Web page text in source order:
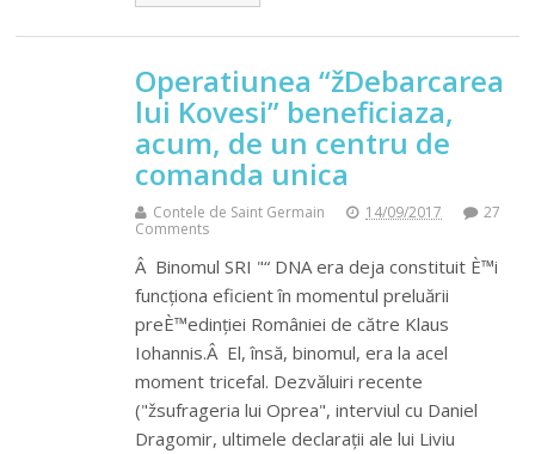
Operatiunea “žDebarcarea
lui Kovesi” beneficiaza,
acum, de un centru de
comanda unica
Contele de Saint Germain 14/09/2017
27
Comments
Â Binomul SRI "“ DNA era deja constituit È™i
funcționa eficient în momentul preluării
preÈ™edinției României de către Klaus
Iohannis.Â El, însă, binomul, era la acel
moment tricefal. Dezvăluiri recente
("žsufrageria lui Oprea", interviul cu Daniel
Dragomir, ultimele declarații ale lui Liviu